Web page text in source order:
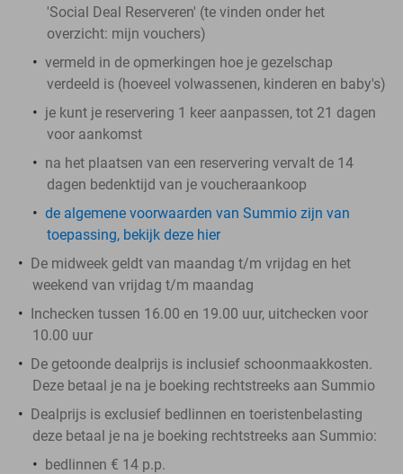
'Social Deal Reserveren' (te vinden onder het
overzicht: mijn vouchers)
vermeld in de opmerkingen hoe je gezelschap
verdeeld is (hoeveel volwassenen, kinderen en baby's)
je kunt je reservering 1 keer aanpassen, tot 21 dagen
voor aankomst
na het plaatsen van een reservering vervalt de 14
dagen bedenktijd van je voucheraankoop
de algemene voorwaarden van Summio zijn van
toepassing, bekijk deze hier
De midweek geldt van maandag t/m vrijdag en het
weekend van vrijdag t/m maandag
Inchecken tussen 16.00 en 19.00 uur, uitchecken voor
10.00 uur
De getoonde dealprijs is inclusief schoonmaakkosten.
Deze betaal je na je boeking rechtstreeks aan Summio
Dealprijs is exclusief bedlinnen en toeristenbelasting
deze betaal je na je boeking rechtstreeks aan Summio:
bedlinnen € 14 p.p.